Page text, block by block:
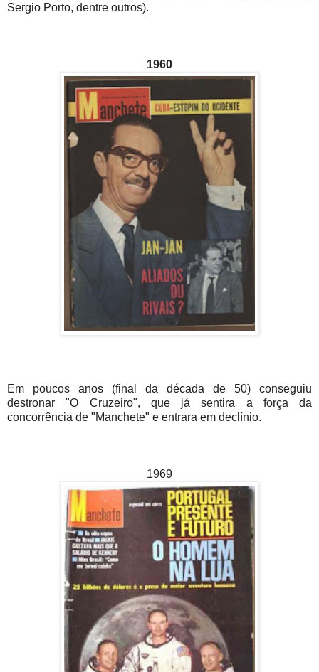
Sergio Porto, dentre outros).
1960
Em poucos anos (final da década de 50) conseguiu
destronar "O Cruzeiro", que já sentira a força da
concorrência de "Manchete" e entrara em declínio.
1969